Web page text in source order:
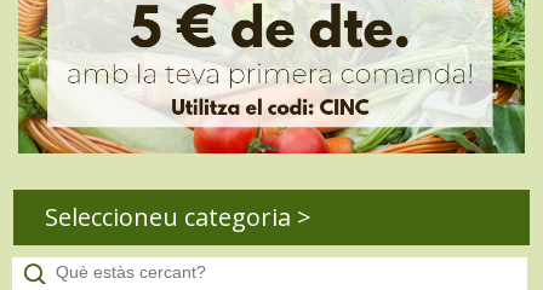
Seleccioneu categoria >